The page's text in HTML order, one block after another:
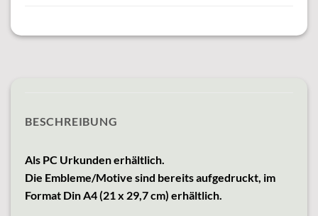
BESCHREIBUNG
Als PC Urkunden erhältlich.
Die Embleme/Motive sind bereits aufgedruckt, im
Format Din A4 (21 x 29,7 cm) erhältlich.